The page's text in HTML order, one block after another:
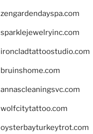
zengardendayspa.com
sparklejewelryinc.com
ironcladtattoostudio.com
bruinshome.com
annascleaningsvc.com
wolfcitytattoo.com
oysterbayturkeytrot.com